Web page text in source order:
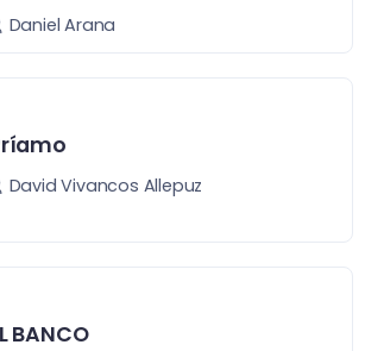
Daniel Arana
David Vivancos Allepuz
BANCO